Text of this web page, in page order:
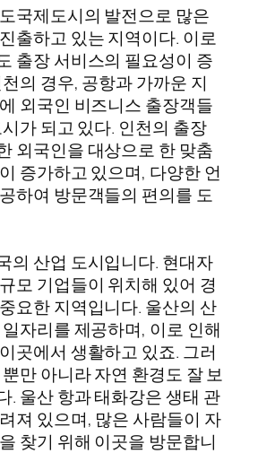
국제도시의 발전으로 많은
출하고 있는 지역이다. 이로
출장 서비스의 필요성이 증
의 경우, 공항과 가까운 지
외국인 비즈니스 출장객들
가 되고 있다. 인천의 출장
외국인을 대상으로 한 맞춤
증가하고 있으며, 다양한 언
하여 방문객들의 편의를 도
의 산업 도시입니다. 현대자
모 기업들이 위치해 있어 경
요한 지역입니다. 울산의 산
자리를 제공하며, 이로 인해
곳에서 생활하고 있죠. 그러
만 아니라 자연 환경도 잘 보
. 울산 항과 태화강은 생태 관
져 있으며, 많은 사람들이 자
찾기 위해 이곳을 방문합니